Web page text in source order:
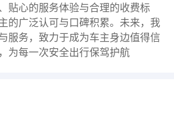
贴心的服务体验与合理的收费标
的广泛认可与口碑积累。未来，我
服务，致力于成为车主身边值得信
为每一次安全出行保驾护航